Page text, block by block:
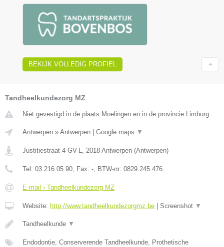
BEKIJK VOLLEDIG PROFIEL
Tandheelkundezorg MZ
Niet gevestigd in de plaats Moelingen en in de provincie Limburg.
Antwerpen » Antwerpen Google maps ▼
Justitiestraat 4 GV-L 2018 Antwerpen (Antwerpen)
Tel: 03 216 05 90 , Fax: - , BTW-nr: 0829.245.476
E-mail › Tandheelkundezorg MZ
Website: http://www.tandheelkundezorgmz.be Screenshot ▼
Tandheelkunde ▼
Endodontie, Conserverende Tandheelkunde, Prothetische